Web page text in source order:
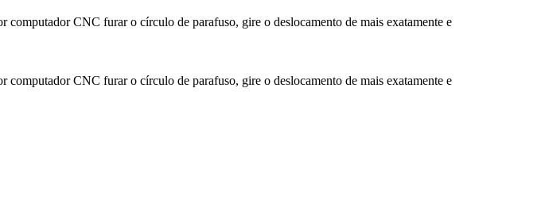
computador CNC furar o círculo de parafuso, gire o deslocamento de mais exatamente e
computador CNC furar o círculo de parafuso, gire o deslocamento de mais exatamente e